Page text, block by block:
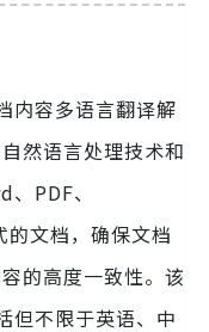
内容多语言翻译解
然语言处理技术和
PDF、
文档，确保文档
的高度一致性。该
但不限于英语、中